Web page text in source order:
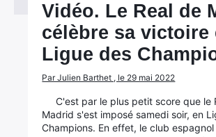
Vidéo. Le Real de
célèbre sa victoire
Ligue des
Par Julien Barthet , le 29 mai 2022
C'est par le plus petit score que le
Madrid s'est imposé samedi soir, en
Champions. En effet, le club